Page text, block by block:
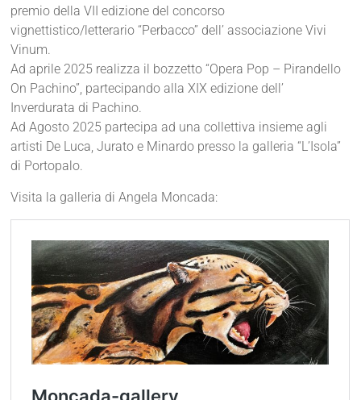
premio della VII edizione del concorso
vignettistico/letterario “Perbacco” dell’ associazione Vivi
Vinum.
Ad aprile 2025 realizza il bozzetto “Opera Pop – Pirandello
On Pachino”, partecipando alla XIX edizione dell’
Inverdurata di Pachino.
Ad Agosto 2025 partecipa ad una collettiva insieme agli
artisti De Luca, Jurato e Minardo presso la galleria “L’Isola”
di Portopalo.
Visita la galleria di Angela Moncada: